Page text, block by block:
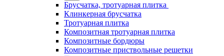
Брусчатка, тротуарная плитка
Клинкерная брусчатка
Тротуарная плитка
Композитная тротуарная плитка
Композитные бордюры
Композитные приствольные решетки